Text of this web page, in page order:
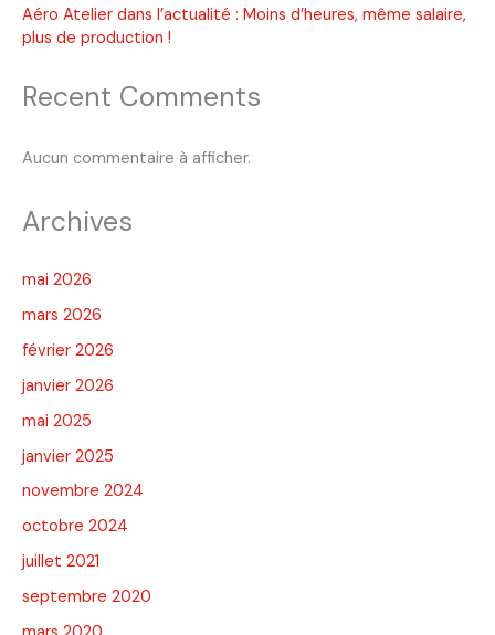
Aéro Atelier dans l’actualité : Moins d’heures, même salaire,
plus de production !
Recent Comments
Aucun commentaire à afficher.
Archives
mai 2026
mars 2026
février 2026
janvier 2026
mai 2025
janvier 2025
novembre 2024
octobre 2024
juillet 2021
septembre 2020